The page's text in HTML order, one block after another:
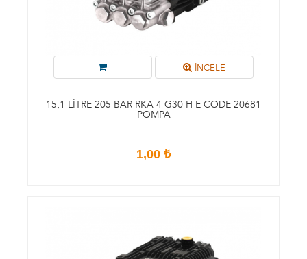
İNCELE
15,1 LITRE 205 BAR RKA 4 G30 H E CODE 20681
POMPA
1,00 ₺